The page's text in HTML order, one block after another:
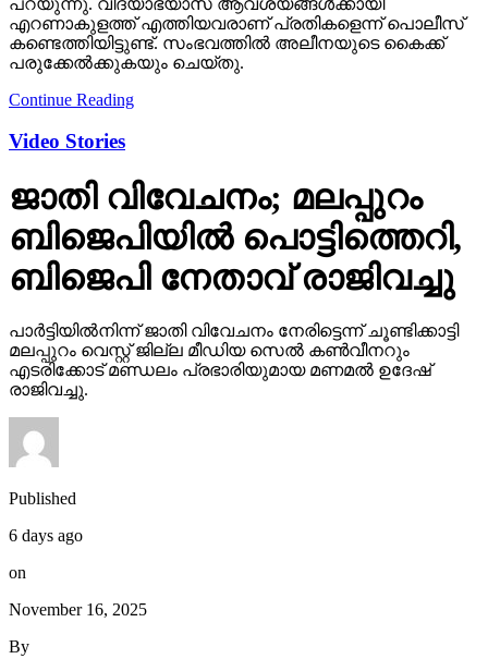
Continue Reading
Video Stories
ജാതി വിവേചനം; മലപ്പുറം
ബിജെപി നേതാവ് രാജിവച്ചു
പാര്‍ട്ടിയില്‍നിന്ന് ജാതി വിവേചനം നേരിട്ടെന്ന് ചൂണ്ടിക്കാട്ടി
മലപ്പുറം വെസ്റ്റ് ജില്ല മീഡിയ സെല്‍ കണ്‍വീനറും
എടരിക്കോട് മണ്ഡലം പ്രഭാരിയുമായ മണമല്‍ ഉദേഷ്
6 days ago
on
November 16, 2025
By
webdesk18